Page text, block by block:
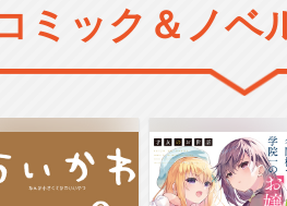
ミック＆ノベ